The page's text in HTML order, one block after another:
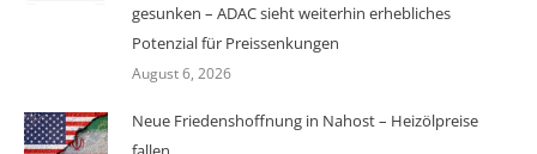
gesunken – ADAC sieht weiterhin erhebliches
Potenzial für Preissenkungen
August 6, 2026
Neue Friedenshoffnung in Nahost – Heizölpreise